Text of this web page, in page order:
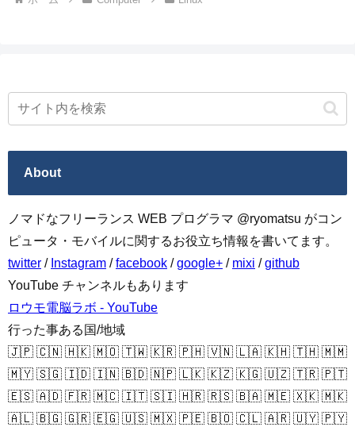
About
ノマドなフリーランス WEB プログラマ @ryomatsu がコン
ピュータ・モバイルに関するお役立ち情報を書いてます。
twitter / Instagram /facebook /google+ / mixi /github
YouTube チャンネルもあります
ロウモ電脳ラボ - YouTube
行った事ある国/地域
🇯🇵 🇨🇳 🇭🇰 🇲🇴 🇹🇼 🇰🇷 🇵🇭 🇻🇳 🇱🇦 🇰🇭 🇹🇭 🇲🇲
🇲🇾 🇸🇬 🇮🇩 🇮🇳 🇧🇩 🇳🇵 🇱🇰 🇰🇿 🇰🇬 🇺🇿 🇹🇷 🇵🇹
🇪🇸 🇦🇩 🇫🇷 🇲🇨 🇮🇹 🇸🇮 🇭🇷 🇷🇸 🇧🇦 🇲🇪 🇽🇰 🇲🇰
🇦🇱 🇧🇬 🇬🇷 🇪🇬 🇺🇸 🇲🇽 🇵🇪 🇧🇴 🇨🇱 🇦🇷 🇺🇾 🇵🇾